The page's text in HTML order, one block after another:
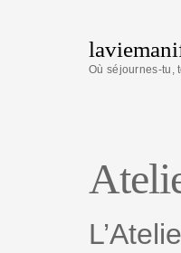
Où séjournes-tu,